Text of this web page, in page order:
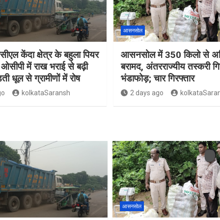
केंदा क्षेत्र के बहुला पियर
में राख भराई से बढ़ी
धूल से ग्रामीणों में रोष
kolkataSaransh
आसनसोल
आसनसोल में 350 किलो से
बरामद, अंतरराज्यीय तस्करी
भंडाफोड़; चार गिरफ्तार
2 days ago
आसनसोल